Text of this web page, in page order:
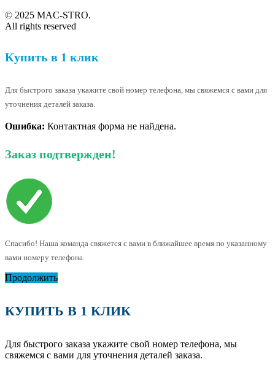
© 2025 MAC-STRO.
All rights reserved
Купить в 1 клик
Для быстрого заказа укажите свой номер телефона, мы свяжемся с вами для
уточнения деталей заказа.
Ошибка: Контактная форма не найдена.
Заказ подтвержден!
Спасибо! Наша команда свяжется с вами в ближайшее время по указанному
вами номеру телефона.
Продолжить
КУПИТЬ В 1 КЛИК
Для быстрого заказа укажите свой номер телефона, мы
свяжемся с вами для уточнения деталей заказа.